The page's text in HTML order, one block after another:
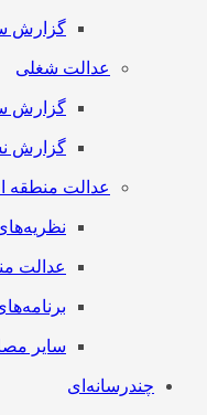
گزارش
عدالت شغلی
گزارش
گزارش
عدالت منطقه
عدالت
سایر
چندرسانه‌ای